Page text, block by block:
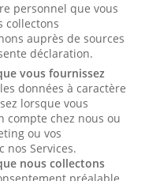
personnel que vous
collectons
auprès de sources
déclaration.
vous fournissez
données à caractère
lorsque vous
compte chez nous ou
ou vos
nos Services.
nous collectons